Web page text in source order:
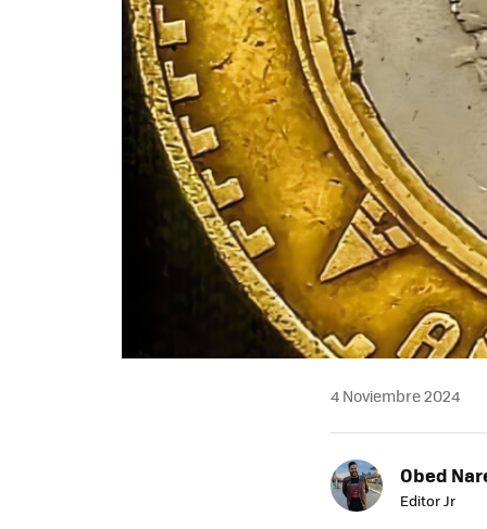
4 Noviembre 2024
Obed
Editor Jr